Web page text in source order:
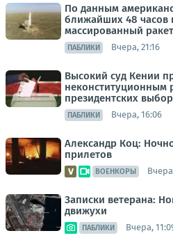
По данным
ближайших 48 часов
массированный
ПАБЛИКИ Вчера, 21:16
Высокий суд Кении
неконституционным
президентских
ПАБЛИКИ Вчера, 16:06
Александр Коц:
прилетов
ВОЕНКОРЫ
Записки ветерана:
движухи
ПАБЛИКИ Вчера,